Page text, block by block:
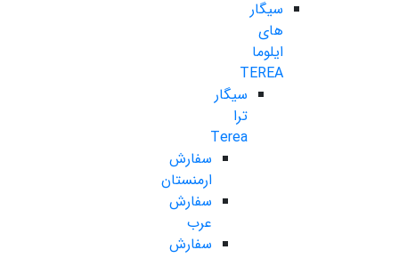
سیگار
های
ایلوما
TEREA
سیگار
ترا
Terea
سفارش
ارمنستان
سفارش
عرب
سفارش